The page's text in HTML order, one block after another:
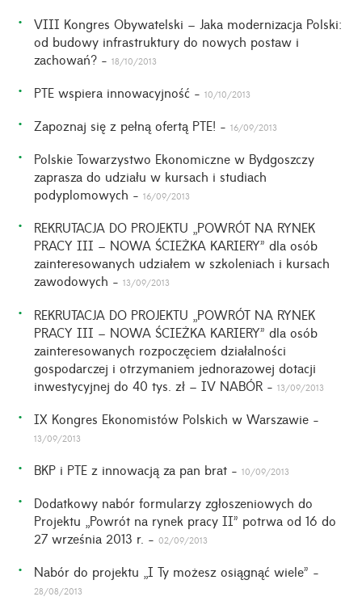
VIII Kongres Obywatelski – Jaka modernizacja Polski:
od budowy infrastruktury do nowych postaw i
zachowań? -18/10/2013
PTE wspiera innowacyjność -10/10/2013
Zapoznaj się z pełną ofertą PTE! -16/09/2013
Polskie Towarzystwo Ekonomiczne w Bydgoszczy
zaprasza do udziału w kursach i studiach
podyplomowych -16/09/2013
REKRUTACJA DO PROJEKTU „POWRÓT NA RYNEK
PRACY III – NOWA ŚCIEŻKA KARIERY” dla osób
zainteresowanych udziałem w szkoleniach i kursach
zawodowych -13/09/2013
REKRUTACJA DO PROJEKTU „POWRÓT NA RYNEK
PRACY III – NOWA ŚCIEŻKA KARIERY” dla osób
zainteresowanych rozpoczęciem działalności
gospodarczej i otrzymaniem jednorazowej dotacji
inwestycyjnej do 40 tys. zł – IV NABÓR -13/09/2013
IX Kongres Ekonomistów Polskich w Warszawie -
13/09/2013
BKP i PTE z innowacją za pan brat -10/09/2013
Dodatkowy nabór formularzy zgłoszeniowych do
Projektu „Powrót na rynek pracy II” potrwa od 16 do
27 września 2013 r. -02/09/2013
Nabór do projektu „I Ty możesz osiągnąć wiele” -
28/08/2013